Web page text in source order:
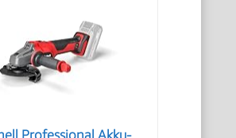
Professional Akku-